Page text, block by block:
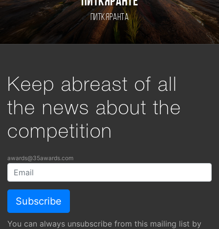
Питкяранта
Keep abreast of all
the news about the
competition
awards@35awards.com
You can always unsubscribe from this mailing list by